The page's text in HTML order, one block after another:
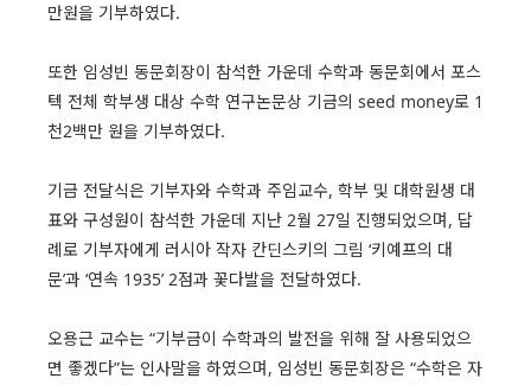
만원을 기부하였다.
또한 임성빈 동문회장이 참석한 가운데 수학과 동문회에서 포스
텍 전체 학부생 대상 수학 연구논문상 기금의 seed money로 1
천2백만 원을 기부하였다.
기금 전달식은 기부자와 수학과 주임교수, 학부 및 대학원생 대
표와 구성원이 참석한 가운데 지난 2월 27일 진행되었으며, 답
례로 기부자에게 러시아 작자 칸딘스키의 그림 ‘키예프의 대
문’과 ‘연속 1935’ 2점과 꽃다발을 전달하였다.
오용근 교수는 “기부금이 수학과의 발전을 위해 잘 사용되었으
면 좋겠다”는 인사말을 하였으며, 임성빈 동문회장은 “수학은 자